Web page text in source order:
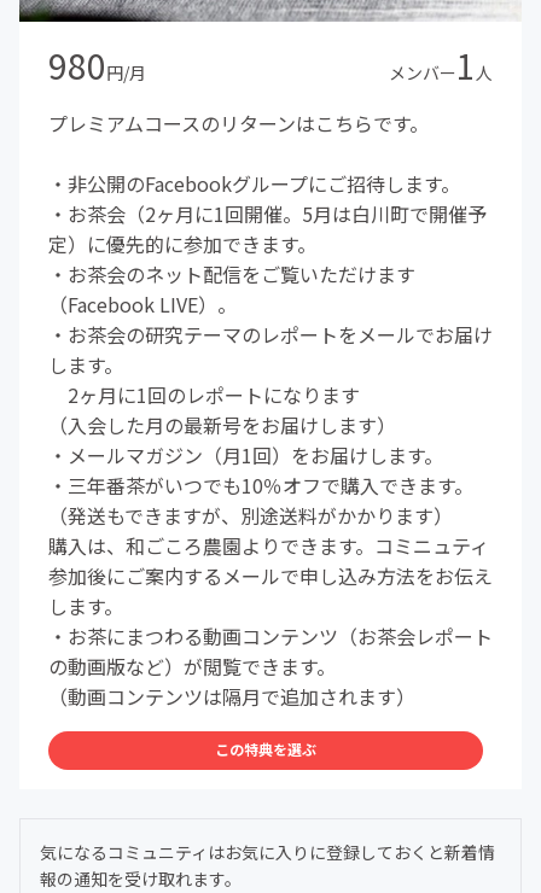
980円/月 メンバー1 人
プレミアムコースのリターンはこちらです。
・非公開のFacebookグループにご招待します。
・お茶会（2ヶ月に1回開催。5月は白川町で開催予
定）に優先的に参加できます。
・お茶会のネット配信をご覧いただけます
（Facebook LIVE）。
・お茶会の研究テーマのレポートをメールでお届け
します。
2ヶ月に1回のレポートになります
（入会した月の最新号をお届けします）
・メールマガジン（月1回）をお届けします。
・三年番茶がいつでも10％オフで購入できます。
（発送もできますが、別途送料がかかります）
購入は、和ごころ農園よりできます。コミニュティ
参加後にご案内するメールで申し込み方法をお伝え
します。
・お茶にまつわる動画コンテンツ（お茶会レポート
の動画版など）が閲覧できます。
（動画コンテンツは隔月で追加されます）
この特典を選ぶ
気になるコミュニティはお気に入りに登録しておくと新着情
報の通知を受け取れます。